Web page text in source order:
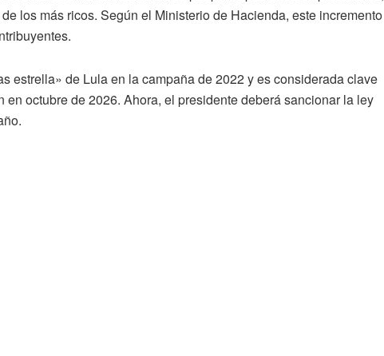
los más ricos. Según el Ministerio de Hacienda, este incremento
estrella» de Lula en la campaña de 2022 y es considerada clave
octubre de 2026. Ahora, el presidente deberá sancionar la ley